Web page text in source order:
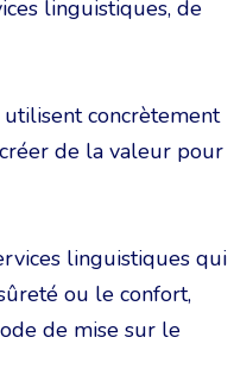
linguistiques, de
concrètement
de la valeur pour
linguistiques qui
ou le confort,
de mise sur le